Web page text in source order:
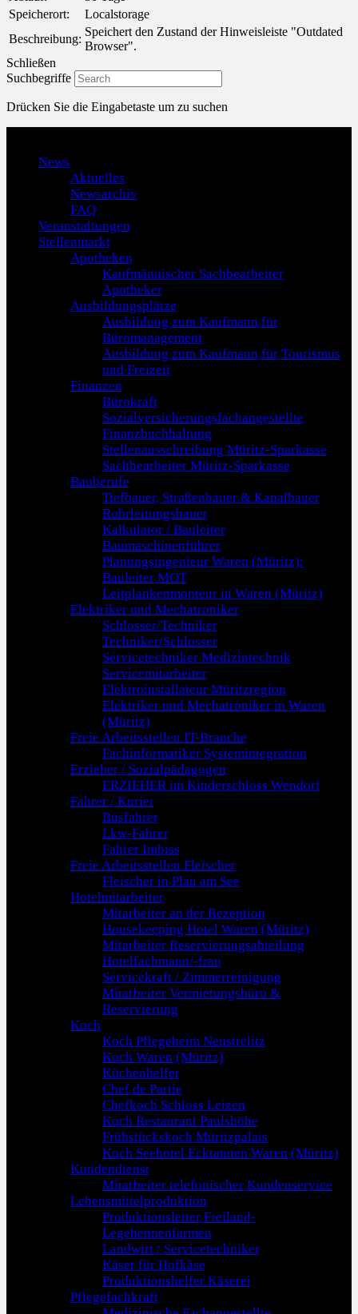
Speicherort:
Localstorage
Beschreibung:
Speichert den Zustand der Hinweisleiste "Outdated
Browser".
Schließen
Suchbegriffe
Drücken Sie die Eingabetaste um zu suchen
News
Aktuelles
Newsarchiv
FAQ
Veranstaltungen
Stellenmarkt
Apotheken
Kaufmännischer Sachbearbeiter
Apotheker
Ausbildungsplätze
Ausbildung zum Kaufmann für
Büromanagement
Ausbildung zum Kaufmann für Tourismus
und Freizeit
Finanzen
Bürokraft
Sozialversicherungsfachangestellte
Finanzbuchhaltung
Stellenausschreibung Müritz-Sparkasse
Sachbearbeiter Müritz-Sparkasse
Bauberufe
Tiefbauer, Straßenbauer & Kanalbauer
Rohrleitungsbauer
Kalkulator / Bauleiter
Baumaschinenführer
Planungsingenieur Waren (Müritz):
Bauleiter MOT
Leitplankenmonteur in Waren (Müritz)
Elektriker und Mechatroniker
Schlosser/Techniker
Techniker/Schlosser
Servicetechniker Medizintechnik
Servicemitarbeiter
Elektroinstallateur Müritzregion
Elektriker und Mechatroniker in Waren
(Müritz)
Freie Arbeitsstellen IT-Branche
Fachinformatiker Systemintegration
Erzieher / Sozialpädagogen
ERZIEHER im Kinderschloss Wendorf
Fahrer / Kurier
Busfahrer
Lkw-Fahrer
Fahrer Imbiss
Freie Arbeitsstellen Fleischer
Fleischer in Plau am See
Hotelmitarbeiter
Mitarbeiter an der Rezeption
Housekeeping Hotel Waren (Müritz)
Mitarbeiter Reservierungsabteilung
Hotelfachmann/-frau
Servicekraft / Zimmerreinigung
Mitarbeiter Vermietungsbüro &
Reservierung
Koch
Koch Pflegeheim Neustrelitz
Koch Waren (Müritz)
Küchenhelfer
Chef de Partie
Chefkoch Schloss Leizen
Koch Restaurant Paulshöhe
Frühstückskoch Müritzpalais
Koch Seehotel Ecktannen Waren (Müritz)
Kundendienst
Mitarbeiter telefonischer Kundenservice
Lebensmittelproduktion
Produktionsleiter Freiland-
Legehennenfarmen
Landwirt / Servicetechniker
Käser für Hofkäse
Produktionshelfer Käserei
Pflegefachkraft